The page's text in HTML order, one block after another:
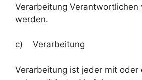
Verarbeitung Verantwortlichen
werden.
c) Verarbeitung
Verarbeitung ist jeder mit oder